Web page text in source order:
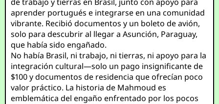
aprender portugués e integrarse en una comunidad
vibrante. Recibió documentos y un boleto de avión,
solo para descubrir al llegar a Asunción, Paraguay,
que había sido engañado.
No había Brasil, ni trabajo, ni tierras, ni apoyo para la
integración cultural—solo un pago insignificante de
$100 y documentos de residencia que ofrecían poco
valor práctico. La historia de Mahmoud es
emblemática del engaño enfrentado por los pocos